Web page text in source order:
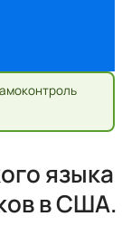
языка
в США.